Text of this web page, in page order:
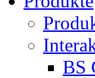
BS